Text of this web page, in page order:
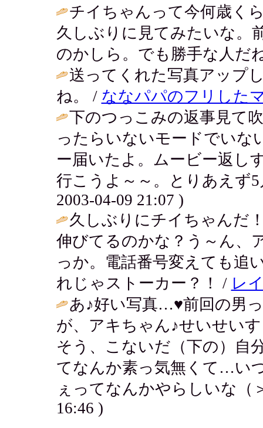
チイちゃんって今何歳く
久しぶりに見てみたいな。
のかしら。でも勝手な人だ
送ってくれた写真アップ
ね。 / ななパパのフリした
下のつっこみの返事見て
ったらいないモードでいな
ー届いたよ。ムービー返し
行こうよ～～。とりあえず
2003-04-09 21:07 )
久しぶりにチイちゃんだ
伸びてるのかな？う～ん、
っか。電話番号変えても追
れじゃストーカー？！ / レ
あ♪好い写真…♥前回の男
が、アキちゃん♪せいせい
そう、こないだ（下の）自
てなんか素っ気無くて…い
ぇってなんかやらしいな（
16:46 )